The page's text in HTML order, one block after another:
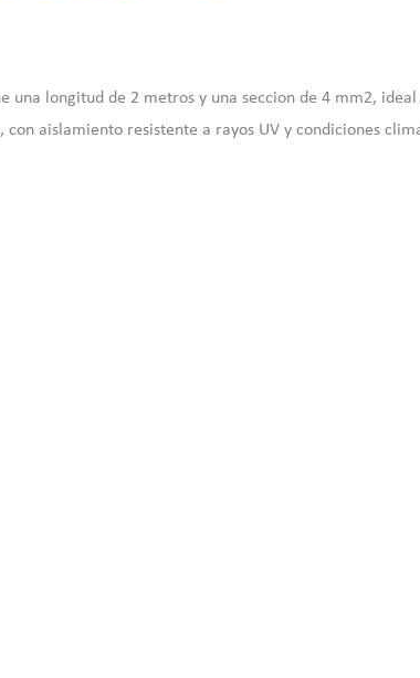
una longitud de 2 metros y una seccion de 4 mm2,
aislamiento resistente a rayos UV y condiciones